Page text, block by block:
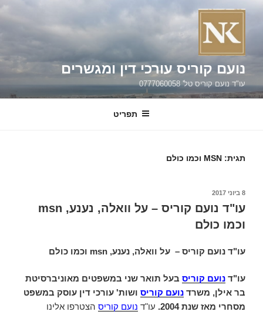
דילוג
נועם קוריס עורכי דין ומגשרים
עו"ד נועם קוריס טל' 0777060058
תפריט
תגית: MSN וכמו כולם
פורסם
8 ביוני 2017
עו"ד נועם קוריס – על וואלה, נענע, msn
וכמו כולם
עו"ד נועם קוריס – על וואלה, נענע, msn וכמו כולם
עו"ד נועם קוריס בעל תואר שני במשפטים מאוניברסיטת
בר אילן, משרד נועם קוריס ושות' עורכי דין עוסק במשפט
מסחרי מאז שנת 2004.
עו"ד נועם קוריס הצטרפו אלינו